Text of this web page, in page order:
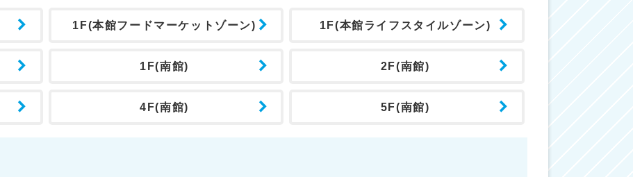
1F(本館フードマーケットゾーン) 1F(本館ライフスタイルゾーン)
1F(南館) 2F(南館)
4F(南館) 5F(南館)